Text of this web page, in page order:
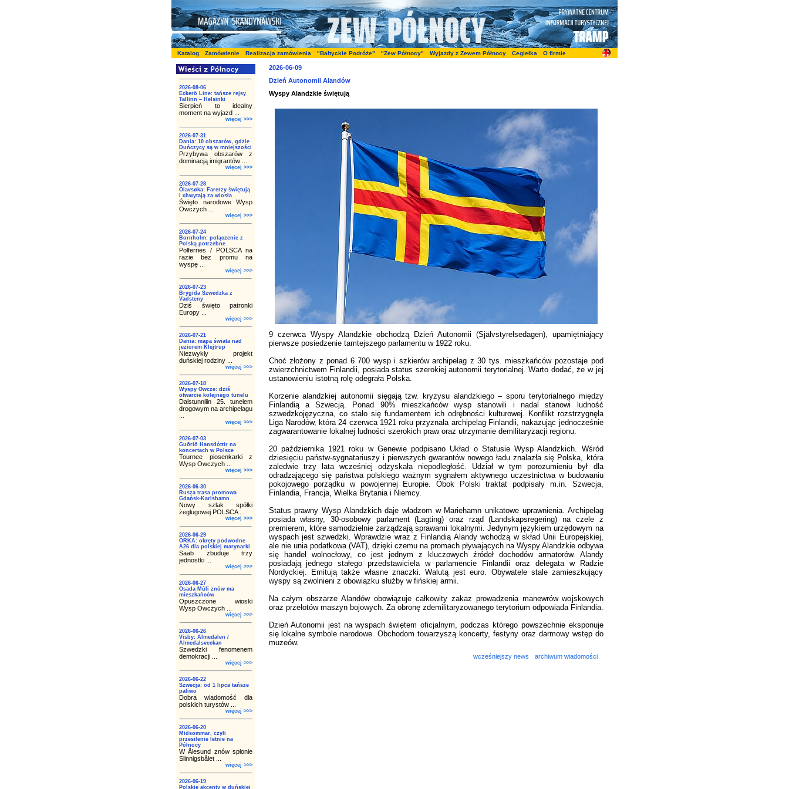
Katalog Zamówienie Realizacja zamówienia "Bałtyckie Podróże" "Zew Północy" Wyjazdy z Zewem Północy Cegiełka O firmie
2026-08-06
Eckerö Line: tańsze rejsy
Tallinn – Helsinki
Sierpień to idealny
moment na wyjazd ...
więcej >>>
2026-07-31
Dania: 10 obszarów, gdzie
Duńczycy są w mniejszości
Przybywa obszarów z
dominacją imigrantów ...
więcej >>>
2026-07-28
Ólavsøka: Farerzy świętują
i chwytają za wiosła
Święto narodowe Wysp
Owczych ...
więcej >>>
2026-07-24
Bornholm: połączenie z
Polską potrzebne
Polferries / POLSCA na
razie bez promu na
wyspę ...
więcej >>>
2026-07-23
Brygida Szwedzka z
Vadsteny
Dziś święto patronki
Europy ...
więcej >>>
2026-07-21
Dania: mapa świata nad
jeziorem Klejtrup
Niezwykły projekt
duńskiej rodziny ...
więcej >>>
2026-07-18
Wyspy Owcze: dziś
otwarcie kolejnego tunelu
Dalstunnilin 25. tunelem
drogowym na archipelagu
więcej >>>
2026-07-03
Guðrið Hansdóttir na
koncertach w Polsce
Tournee piosenkarki z
Wysp Owczych ...
więcej >>>
2026-06-30
Rusza trasa promowa
Gdańsk-Karlshamn
Nowy szlak spółki
żeglugowej POLSCA ...
więcej >>>
2026-06-29
ORKA: okręty podwodne
A26 dla polskiej marynarki
Saab zbuduje trzy
jednostki ...
więcej >>>
2026-06-27
Osada Múli znów ma
mieszkańców
Opuszczone wioski
Wysp Owczych ...
więcej >>>
2026-06-26
Visby: Almedalen /
Almedalsveckan
Szwedzki fenomenem
demokracji ...
więcej >>>
2026-06-22
Szwecja: od 1 lipca tańsze
paliwo
Dobra wiadomość dla
polskich turystów ...
więcej >>>
2026-06-20
Midsommar, czyli
przesilenie letnie na
Północy
W Ålesund znów spłonie
Slinnigsbålet ...
więcej >>>
2026-06-19
Polskie akcenty w duńskiej
2026-06-09
Dzień Autonomii Alandów
Wyspy Alandzkie świętują
9 czerwca Wyspy Alandzkie obchodzą Dzień Autonomii (Självstyrelsedagen), upamiętniający
pierwsze posiedzenie tamtejszego parlamentu w 1922 roku.
Choć złożony z ponad 6 700 wysp i szkierów archipelag z 30 tys. mieszkańców pozostaje pod
zwierzchnictwem Finlandii, posiada status szerokiej autonomii terytorialnej. Warto dodać, że w jej
ustanowieniu istotną rolę odegrała Polska.
Korzenie alandzkiej autonomii sięgają tzw. kryzysu alandzkiego – sporu terytorialnego między
Finlandią a Szwecją. Ponad 90% mieszkańców wysp stanowili i nadal stanowi ludność
szwedzkojęzyczna, co stało się fundamentem ich odrębności kulturowej. Konflikt rozstrzygnęła
Liga Narodów, która 24 czerwca 1921 roku przyznała archipelag Finlandii, nakazując jednocześnie
zagwarantowanie lokalnej ludności szerokich praw oraz utrzymanie demilitaryzacji regionu.
20 października 1921 roku w Genewie podpisano Układ o Statusie Wysp Alandzkich. Wśród
dziesięciu państw-sygnatariuszy i pierwszych gwarantów nowego ładu znalazła się Polska, która
zaledwie trzy lata wcześniej odzyskała niepodległość. Udział w tym porozumieniu był dla
odradzającego się państwa polskiego ważnym sygnałem aktywnego uczestnictwa w budowaniu
pokojowego porządku w powojennej Europie. Obok Polski traktat podpisały m.in. Szwecja,
Finlandia, Francja, Wielka Brytania i Niemcy.
Status prawny Wysp Alandzkich daje władzom w Mariehamn unikatowe uprawnienia. Archipelag
posiada własny, 30-osobowy parlament (Lagting) oraz rząd (Landskapsregering) na czele z
premierem, które samodzielnie zarządzają sprawami lokalnymi. Jedynym językiem urzędowym na
wyspach jest szwedzki. Wprawdzie wraz z Finlandią Alandy wchodzą w skład Unii Europejskiej,
ale nie unia podatkowa (VAT), dzięki czemu na promach pływających na Wyspy Alandzkie odbywa
się handel wolnocłowy, co jest jednym z kluczowych źródeł dochodów armatorów. Alandy
posiadają jednego stałego przedstawiciela w parlamencie Finlandii oraz delegata w Radzie
Nordyckiej. Emitują także własne znaczki. Walutą jest euro. Obywatele stale zamieszkujący
wyspy są zwolnieni z obowiązku służby w fińskiej armii.
Na całym obszarze Alandów obowiązuje całkowity zakaz prowadzenia manewrów wojskowych
oraz przelotów maszyn bojowych. Za obronę zdemilitaryzowanego terytorium odpowiada Finlandia.
Dzień Autonomii jest na wyspach świętem oficjalnym, podczas którego powszechnie eksponuje
się lokalne symbole narodowe. Obchodom towarzyszą koncerty, festyny oraz darmowy wstęp do
muzeów.
wcześniejszy news archiwum wiadomości